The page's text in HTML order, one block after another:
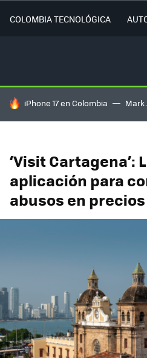
COLOMBIA TECNOLÓGICA
HOY SE HABLA DE
iPhone 17 en Colombia Mark
‘Visit Cartagena’:
aplicación para
abusos en